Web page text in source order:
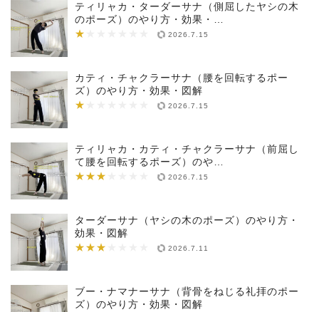
ティリャカ・ターダーサナ（側屈したヤシの木
のポーズ）のやり方・効果・…
★
★★★★★★★ 2026.7.15
カティ・チャクラーサナ（腰を回転するポー
ズ）のやり方・効果・図解
★
★★★★★★★ 2026.7.15
ティリャカ・カティ・チャクラーサナ（前屈し
て腰を回転するポーズ）のや…
★★★
★★★★★★★ 2026.7.15
ターダーサナ（ヤシの木のポーズ）のやり方・
効果・図解
★★★
★★★★★★★ 2026.7.11
ブー・ナマナーサナ（背骨をねじる礼拝のポー
ズ）のやり方・効果・図解